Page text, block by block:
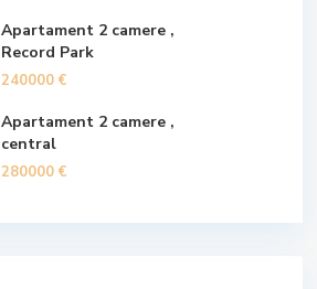
Apartament 2 camere ,
Record Park
240000 €
Apartament 2 camere ,
central
280000 €